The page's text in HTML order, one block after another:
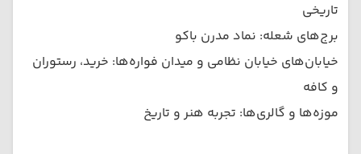
تاریخی
برج‌های شعله: نماد مدرن باکو
خیابان‌های خیابان نظامی و میدان فواره‌ها: خرید، رستوران
و کافه
موزه‌ها و گالری‌ها: تجربه هنر و تاریخ